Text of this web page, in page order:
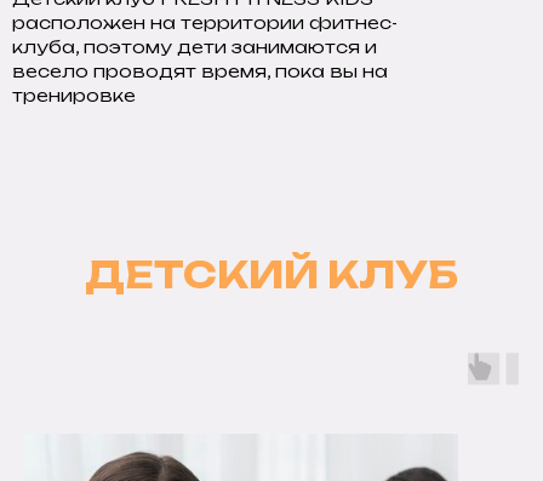
расположен на территории фитнес-
клуба, поэтому дети занимаются и
весело проводят время, пока вы на
тренировке
ДЕТСКИЙ КЛУБ